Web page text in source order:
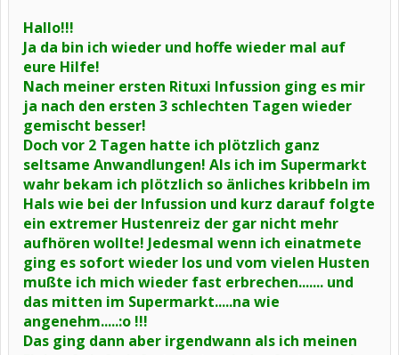
Hallo!!!
Ja da bin ich wieder und hoffe wieder mal auf
eure Hilfe!
Nach meiner ersten Rituxi Infussion ging es mir
ja nach den ersten 3 schlechten Tagen wieder
gemischt besser!
Doch vor 2 Tagen hatte ich plötzlich ganz
seltsame Anwandlungen! Als ich im Supermarkt
wahr bekam ich plötzlich so änliches kribbeln im
Hals wie bei der Infussion und kurz darauf folgte
ein extremer Hustenreiz der gar nicht mehr
aufhören wollte! Jedesmal wenn ich einatmete
ging es sofort wieder los und vom vielen Husten
mußte ich mich wieder fast erbrechen....... und
das mitten im Supermarkt.....na wie
angenehm.....:o !!!
Das ging dann aber irgendwann als ich meinen